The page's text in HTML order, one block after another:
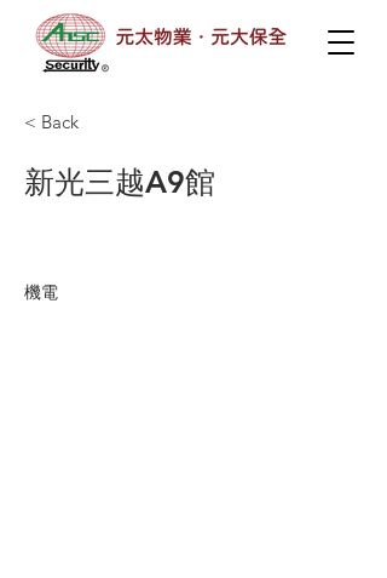
< Back
新光三越A9館
機電